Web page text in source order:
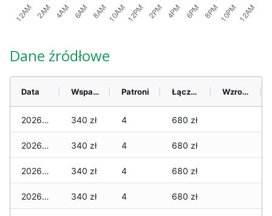
Dane źródłowe
Data Wsparcie Patroni Łącznie Wzrost (28 dni)
2026-08-08 340 zł 4 680 zł
2026-08-07 340 zł 4 680 zł
2026-08-06 340 zł 4 680 zł
2026-08-05 340 zł 4 680 zł